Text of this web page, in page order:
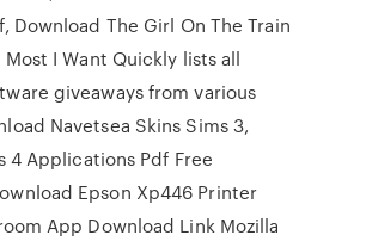
Download The Girl On The Train
I Want Quickly lists all
giveaways from various
Navetsea Skins Sims 3,
4 Applications Pdf Free
Epson Xp446 Printer
App Download Link Mozilla